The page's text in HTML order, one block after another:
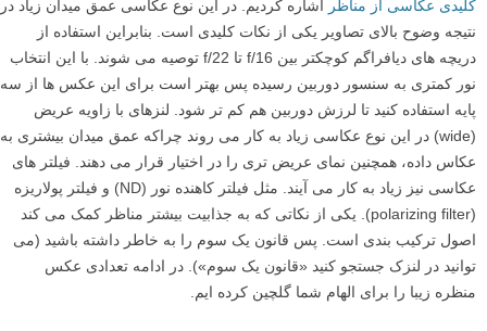
کلیدی عکاسی از مناظر اشاره کردیم. در این نوع عکاسی عمق میدان زیاد در
نتیجه وضوح بالای تصاویر یکی از نکات کلیدی است. بنابراین استفاده از
دریچه های دیافراگم کوچکتر بین f/16 تا f/22 توصیه می شوند. با این انتخاب
نور کمتری به سنسور دوربین رسیده پس بهتر است برای این عکس ها از سه
پایه استفاده کنید تا لرزش دوربین هم کم تر شود. لنزهای با زاویه عریض
(wide) در این نوع عکاسی زیاد به کار می روند چراکه عمق میدان بیشتری به
عکاس داده، همچنین نمای عریض تری را در اختیار قرار می دهند. فیلتر های
عکاسی نیز زیاد به کار می آیند. مثل فیلتر کاهنده نور (ND) و فیلتر پولاریزه
(polarizing filter). یکی از نکاتی که به جذابیت بیشتر مناظر کمک می کند
اصول ترکیب بندی است. پس قانون یک سوم را به خاطر داشته باشید (می
توانید در لنزک جستجو کنید «قانون یک سوم»). در ادامه تعدادی عکس
منظره زیبا را برای الهام شما گلچین کرده ایم.